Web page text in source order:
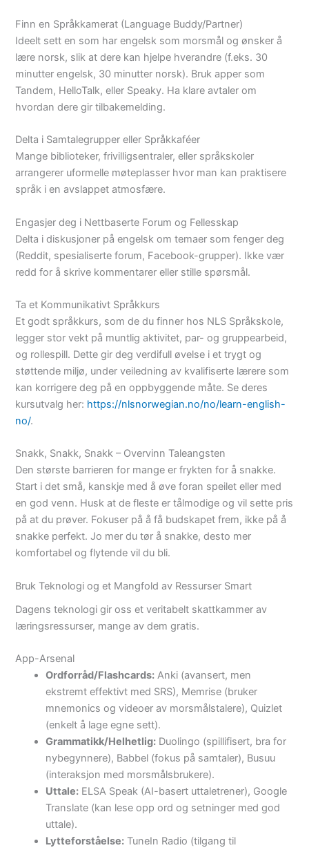
Finn en Språkkamerat (Language Buddy/Partner)
Ideelt sett en som har engelsk som morsmål og ønsker å
lære norsk, slik at dere kan hjelpe hverandre (f.eks. 30
minutter engelsk, 30 minutter norsk). Bruk apper som
Tandem, HelloTalk, eller Speaky. Ha klare avtaler om
hvordan dere gir tilbakemelding.
Delta i Samtalegrupper eller Språkkaféer
Mange biblioteker, frivilligsentraler, eller språkskoler
arrangerer uformelle møteplasser hvor man kan praktisere
språk i en avslappet atmosfære.
Engasjer deg i Nettbaserte Forum og Fellesskap
Delta i diskusjoner på engelsk om temaer som fenger deg
(Reddit, spesialiserte forum, Facebook-grupper). Ikke vær
redd for å skrive kommentarer eller stille spørsmål.
Ta et Kommunikativt Språkkurs
Et godt språkkurs, som de du finner hos NLS Språkskole,
legger stor vekt på muntlig aktivitet, par- og gruppearbeid,
og rollespill. Dette gir deg verdifull øvelse i et trygt og
støttende miljø, under veiledning av kvalifiserte lærere som
kan korrigere deg på en oppbyggende måte. Se deres
kursutvalg her: https://nlsnorwegian.no/no/learn-english-
no/.
Snakk, Snakk, Snakk – Overvinn Taleangsten
Den største barrieren for mange er frykten for å snakke.
Start i det små, kanskje med å øve foran speilet eller med
en god venn. Husk at de fleste er tålmodige og vil sette pris
på at du prøver. Fokuser på å få budskapet frem, ikke på å
snakke perfekt. Jo mer du tør å snakke, desto mer
komfortabel og flytende vil du bli.
Bruk Teknologi og et Mangfold av Ressurser Smart
Dagens teknologi gir oss et veritabelt skattkammer av
læringsressurser, mange av dem gratis.
App-Arsenal
Ordforråd/Flashcards: Anki (avansert, men
ekstremt effektivt med SRS), Memrise (bruker
mnemonics og videoer av morsmålstalere), Quizlet
(enkelt å lage egne sett).
Grammatikk/Helhetlig: Duolingo (spillifisert, bra for
nybegynnere), Babbel (fokus på samtaler), Busuu
(interaksjon med morsmålsbrukere).
Uttale: ELSA Speak (AI-basert uttaletrener), Google
Translate (kan lese opp ord og setninger med god
uttale).
Lytteforståelse: TuneIn Radio (tilgang til